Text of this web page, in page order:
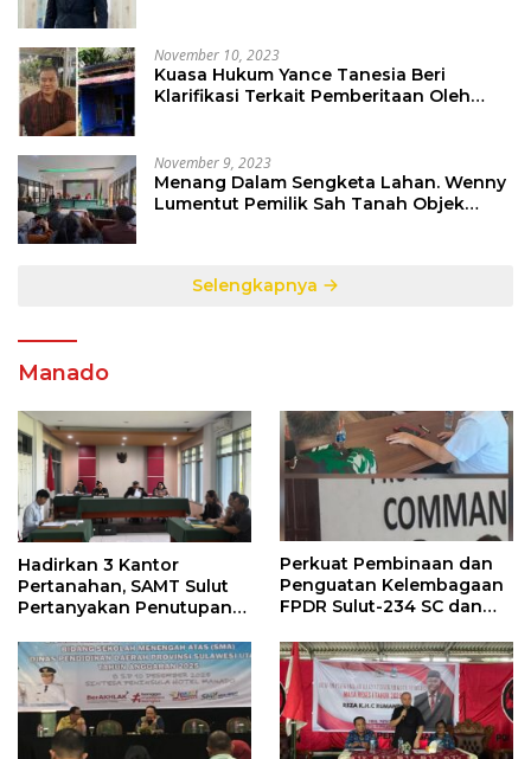
November 10, 2023
Kuasa Hukum Yance Tanesia Beri
Klarifikasi Terkait Pemberitaan Oleh
November 9, 2023
Menang Dalam Sengketa Lahan. Wenny
Lumentut Pemilik Sah Tanah Objek
Selengkapnya
Manado
Hadirkan 3 Kantor
Pertanahan, SAMT Sulut
Pertanyakan Penutupan
Anggaran Negara
Perkuat Pembinaan dan
Penguatan Kelembagaan
FPDR Sulut-234 SC dan